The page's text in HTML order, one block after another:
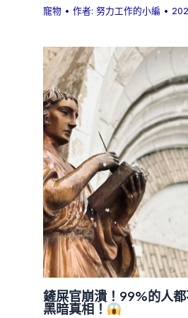
寵物 • 作者:努力工作的小編 •
鏟屎官崩潰！99%的人
黑暗真相！